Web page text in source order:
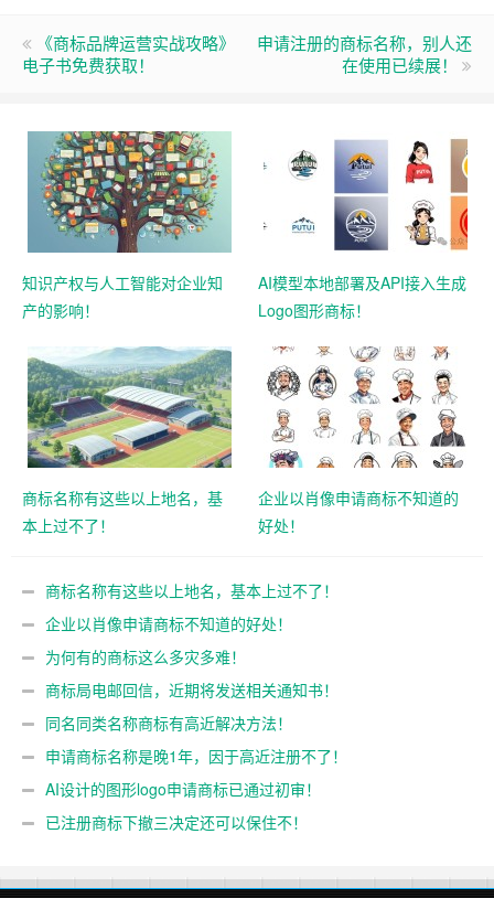
《商标品牌运营实战攻略》
电子书免费获取！
申请注册的商标名称，别人还
在使用已续展！
知识产权与人工智能对企业知
产的影响！
AI模型本地部署及API接入生成
Logo图形商标！
商标名称有这些以上地名，基
本上过不了！
企业以肖像申请商标不知道的
好处！
商标名称有这些以上地名，基本上过不了！
企业以肖像申请商标不知道的好处！
为何有的商标这么多灾多难！
商标局电邮回信，近期将发送相关通知书！
同名同类名称商标有高近解决方法！
申请商标名称是晚1年，因于高近注册不了！
AI设计的图形logo申请商标已通过初审！
已注册商标下撤三决定还可以保住不！